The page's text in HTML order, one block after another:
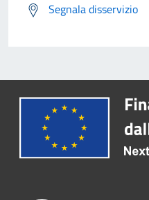
Segnala disservizio